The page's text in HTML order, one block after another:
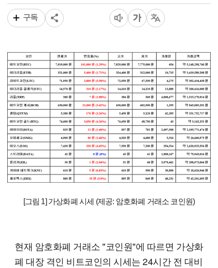
구독
[그림 1] 가상화폐 시세 (제공: 암호화폐 거래소 코인원)
현재 암호화폐 거래소 "코인원"에 따르면 가상화
폐 대장 격인 비트코인의 시세는 24시간 전 대비